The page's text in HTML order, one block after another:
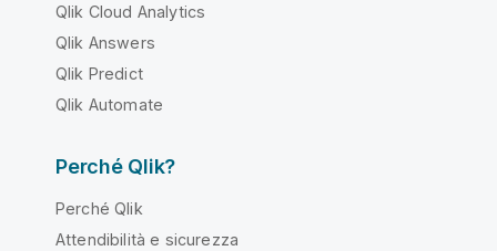
Qlik Cloud Analytics
Qlik Answers
Qlik Predict
Qlik Automate
Perché Qlik?
Perché Qlik
Attendibilità e sicurezza